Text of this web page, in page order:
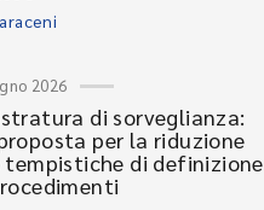
2026
di sorveglianza:
per la riduzione
tempistiche di definizione